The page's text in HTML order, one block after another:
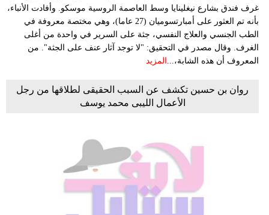
غرف فندق بشارع نيغلينايا وسط العاصمة الروسية موسكو. وأفادت الأنباء،
بأنه تم العثور على أمبارتسوميان (27 عاما)، وهي مختصة معروفة في
الطب الجنسي والعلاج النفسي، جثة على السرير في واحدة من أغلى
الغرف. وقال مصدر في التحقيق: "لا توجد آثار عنف على الجثة". من
المعروف أن هذه الشابة،... المزيد
روان بن حسين تكشف عن السبب الحقيقى لطلاقها من رجل
الأعمال الليبى محمد يوسف